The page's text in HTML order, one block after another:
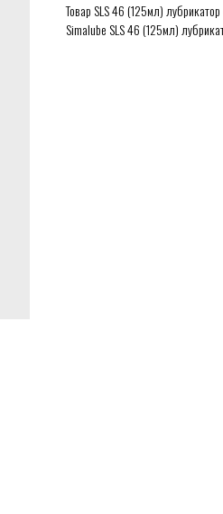
Товар SLS 46 (125мл)
Simalube SLS 46 (125мл)